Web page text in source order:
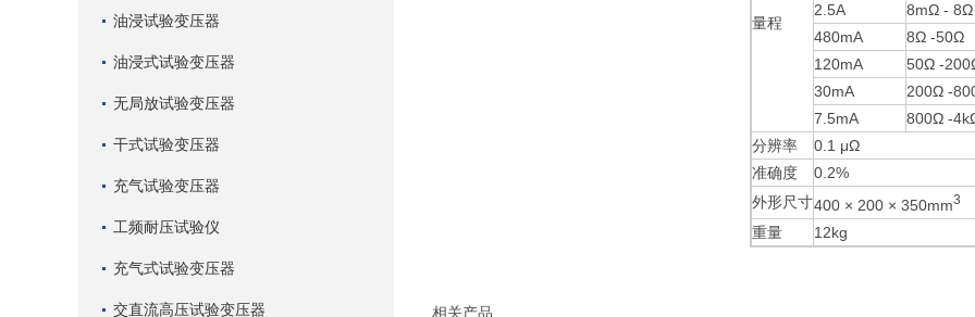
油浸试验变压器
油浸式试验变压器
无局放试验变压器
干式试验变压器
充气试验变压器
工频耐压试验仪
充气式试验变压器
交直流高压试验变压器
量程
2.5A
8mΩ - 8Ω
480mA
8Ω -50Ω
120mA
50Ω -
30mA
200Ω -
7.5mA
800Ω -
分辨率
0.1 μΩ
准确度
0.2%
外形尺寸400 × 200 × 350mm3
重量 12kg
相关产品